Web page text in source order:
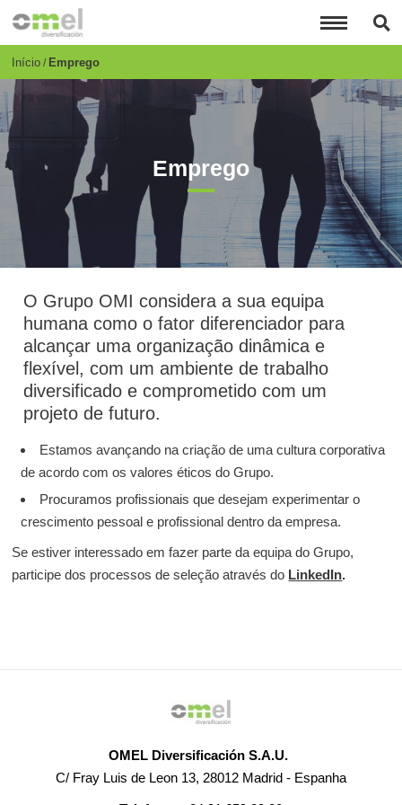
para
conteúdo
Breadcrumb
Início Emprego
Emprego
O Grupo OMI considera a sua equipa
humana como o fator diferenciador para
alcançar uma organização dinâmica e
flexível, com um ambiente de trabalho
diversificado e comprometido com um
projeto de futuro.
Estamos avançando na criação de uma cultura corporativa
de acordo com os valores éticos do Grupo.
Procuramos profissionais que desejam experimentar o
crescimento pessoal e profissional dentro da empresa.
Se estiver interessado em fazer parte da equipa do Grupo,
participe dos processos de seleção através do LinkedIn.
OMEL Diversificación S.A.U.
C/ Fray Luis de Leon 13, 28012 Madrid - Espanha